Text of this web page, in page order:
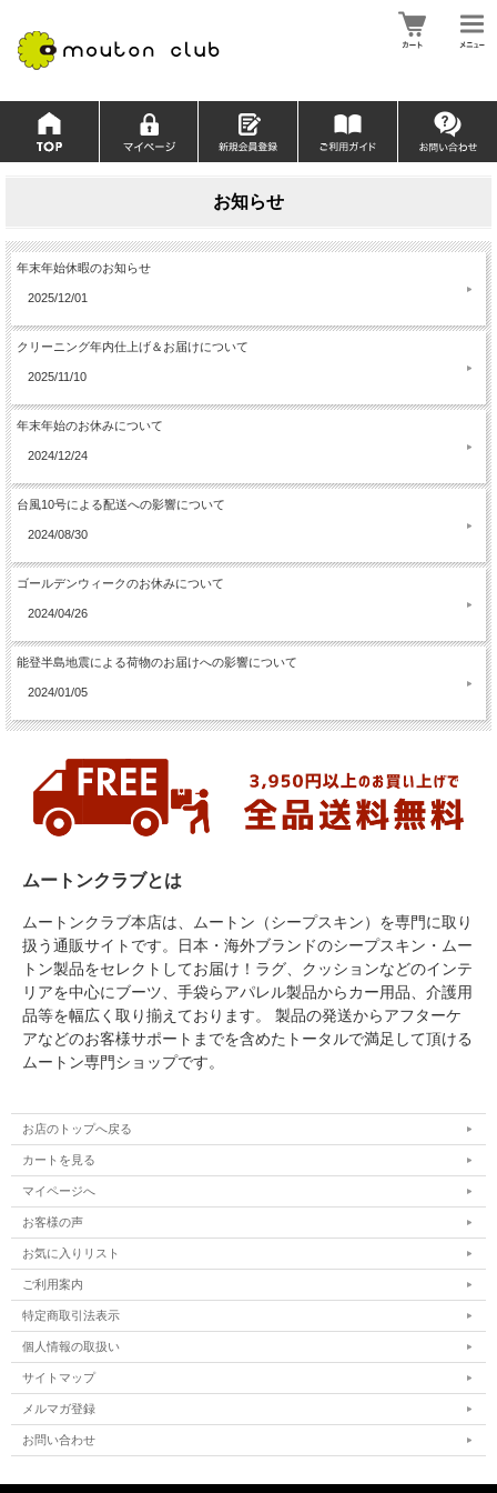
お知らせ
年末年始休暇のお知らせ
2025/12/01
クリーニング年内仕上げ＆お届けについて
2025/11/10
年末年始のお休みについて
2024/12/24
台風10号による配送への影響について
2024/08/30
ゴールデンウィークのお休みについて
2024/04/26
能登半島地震による荷物のお届けへの影響について
2024/01/05
ムートンクラブとは
ムートンクラブ本店は、ムートン（シープスキン）を専門に取り
扱う通販サイトです。日本・海外ブランドのシープスキン・ムー
トン製品をセレクトしてお届け！ラグ、クッションなどのインテ
リアを中心にブーツ、手袋らアパレル製品からカー用品、介護用
品等を幅広く取り揃えております。 製品の発送からアフターケ
アなどのお客様サポートまでを含めたトータルで満足して頂ける
ムートン専門ショップです。
お店のトップへ戻る
カートを見る
マイページへ
お客様の声
お気に入りリスト
ご利用案内
特定商取引法表示
個人情報の取扱い
サイトマップ
メルマガ登録
お問い合わせ